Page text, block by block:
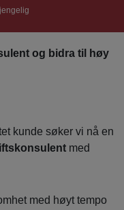
og bidra til høy
kunde søker vi nå en
med
med høyt tempo